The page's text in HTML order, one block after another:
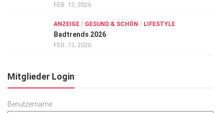
FEB. 13, 2026
ANZEIGE / GESUND & SCHÖN / LIFESTYLE
Badtrends 2026
FEB. 13, 2026
Mitglieder Login
Benutzername